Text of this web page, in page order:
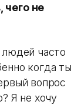
чего не
часто
когда ты
вопрос
Я не хочу